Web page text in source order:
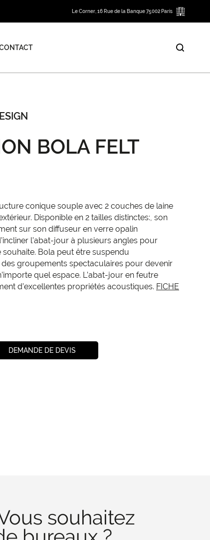
Le Corner, 16 Rue de la Banque 75002 Paris
BOLA FELT
conique souple avec 2 couches de laine
Disponible en 2 tailles distinctes:, son
sur son diffuseur en verre opalin
l’abat-jour à plusieurs angles pour
Bola peut être suspendu
groupements spectaculaires pour devenir
quel espace. L’abat-jour en feutre
d’excellentes propriétés acoustiques. FICHE
DEMANDE DE DEVIS
souhaitez